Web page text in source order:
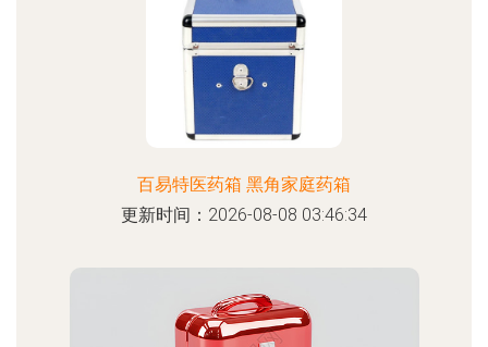
百易特医药箱 黑角家庭药箱
更新时间：2026-08-08 03:46:34